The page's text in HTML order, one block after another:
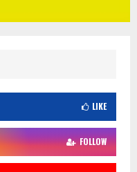
LIKE
FOLLOW